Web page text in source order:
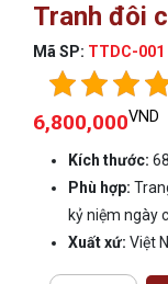
Tranh đôi
Mã SP: TTDC-001
6,800,000VND
Kích thước:
Phù hợp:
kỷ niệm ngày
Xuất xứ: Việt